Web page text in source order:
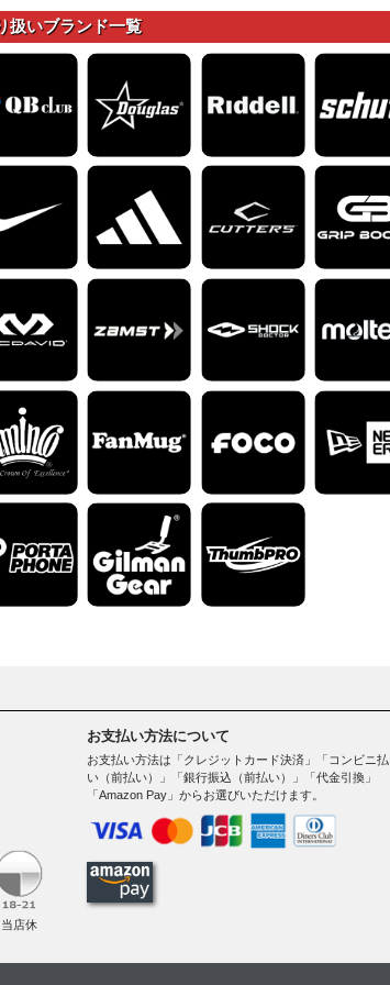
扱いブランド一覧
店休
お支払い方法について
お支払い方法は「クレジットカード決済」「コンビニ払
い（前払い）」「銀行振込（前払い）」「代金引換」
「Amazon Pay」からお選びいただけます。